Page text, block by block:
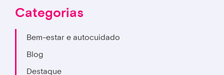
Categorias
Bem-estar e autocuidado
Blog
Destaque